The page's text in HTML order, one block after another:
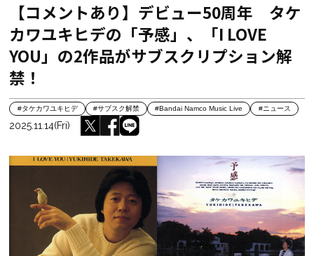
【コメントあり】デビュー50周年 タケ
カワユキヒデの「予感」、「I LOVE
YOU」の2作品がサブスクリプション解
禁！
#タケカワユキヒデ #サブスク解禁 #Bandai Namco Music Live #ニュース
2025.11.14(Fri)